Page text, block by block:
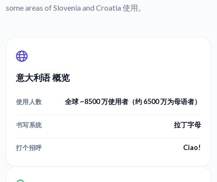
some areas of Slovenia and Croatia 使用。
意大利语 概览
使用人数 全球 ~8500 万使用者（约 6500 万为母语者）
书写系统 拉丁字母
打个招呼 Ciao!